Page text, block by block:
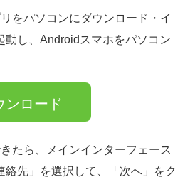
をパソコンにダウンロード・イ
動し、Androidスマホをパソコン
ンロード
たら、メインインターフェース
絡先」を選択して、「次へ」をク